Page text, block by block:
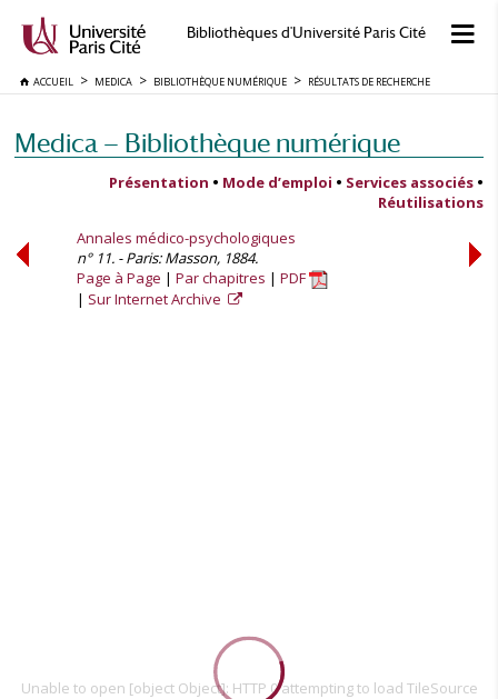
Bibliothèques d'Université Paris Cité
ACCUEIL MEDICA BIBLIOTHÈQUE NUMÉRIQUE RÉSULTATS DE RECHERCHE
Medica — Bibliothèque numérique
Présentation • Mode d’emploi • Services associés •
Réutilisations
Annales médico-psychologiques
n° 11. - Paris: Masson, 1884.
Page à Page
Par chapitres
PDF
Sur Internet Archive
Unable to open [object Object]: HTTP 0 attempting to load TileSource